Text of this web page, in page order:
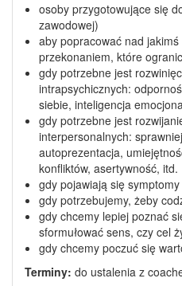
osoby przygotowujące się
zawodowej)
aby popracować nad
przekonaniem, które
gdy potrzebne jest
intrapsychicznych:
siebie, inteligencja
gdy potrzebne jest
interpersonalnych:
autoprezentacja,
konfliktów, asertywność, itd.
gdy pojawiają się
gdy potrzebujemy, żeby
gdy chcemy lepiej poznać
sformułować sens, czy cel
gdy chcemy poczuć się
Terminy: do ustalenia z